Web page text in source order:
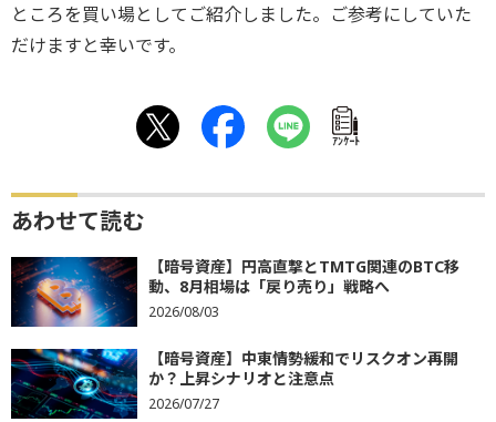
ところを買い場としてご紹介しました。ご参考にしていた
だけますと幸いです。
ｱﾝｹｰﾄ
あわせて読む
【暗号資産】円高直撃とTMTG関連のBTC移
動、8月相場は「戻り売り」戦略へ
2026/08/03
【暗号資産】中東情勢緩和でリスクオン再開
か？上昇シナリオと注意点
2026/07/27